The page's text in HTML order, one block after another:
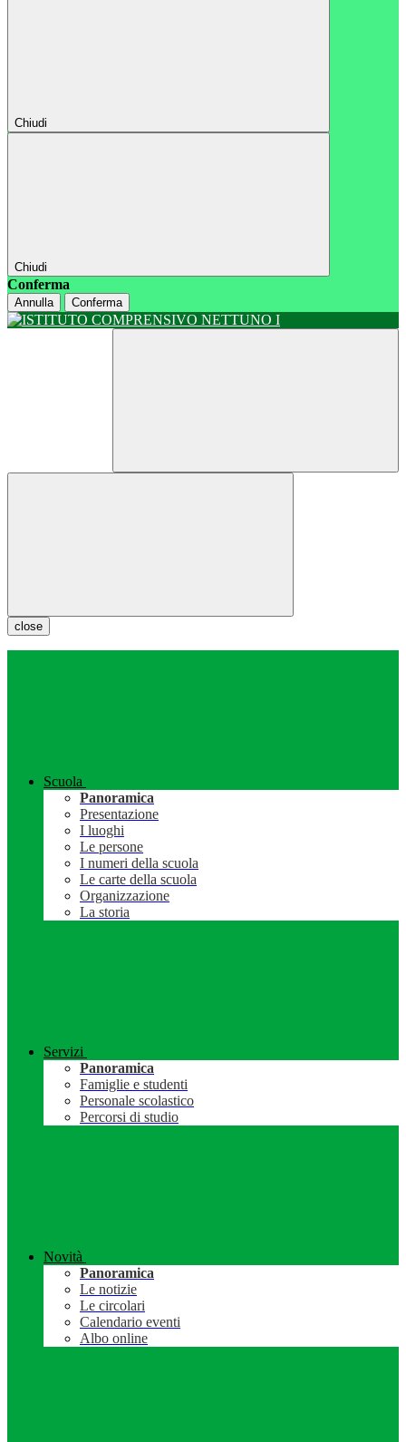
Chiudi
Chiudi
Conferma
Annulla Conferma
close
Scuola
Panoramica
Presentazione
I luoghi
Le persone
I numeri della scuola
Le carte della scuola
Organizzazione
La storia
Servizi
Panoramica
Famiglie e studenti
Personale scolastico
Percorsi di studio
Novità
Panoramica
Le notizie
Le circolari
Calendario eventi
Albo online